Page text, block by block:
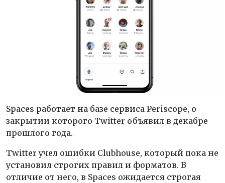
Spaces работает на базе сервиса Periscope, о
закрытии которого Twitter объявил в декабре
прошлого года.
Twitter учел ошибки Clubhouse, который пока не
установил строгих правил и форматов. В
отличие от него, в Spaces ожидается строгая